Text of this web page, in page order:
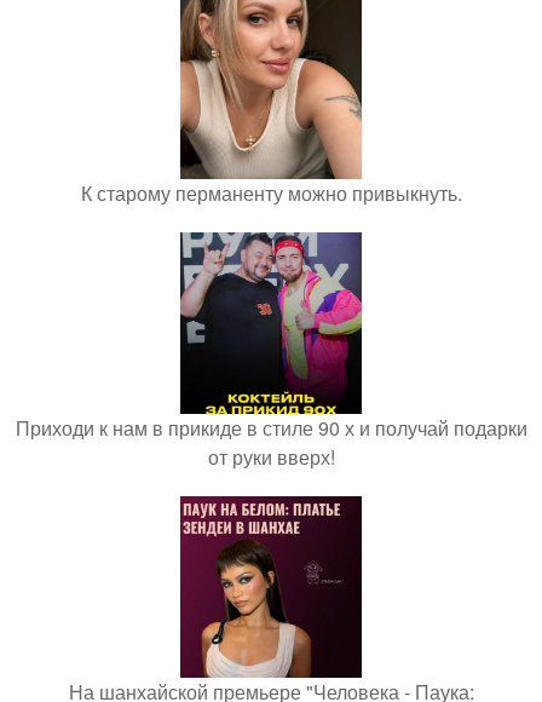
К старому перманенту можно привыкнуть.
Приходи к нам в прикиде в стиле 90 х и получай подарки
от руки вверх!
На шанхайской премьере "Человека - Паука: